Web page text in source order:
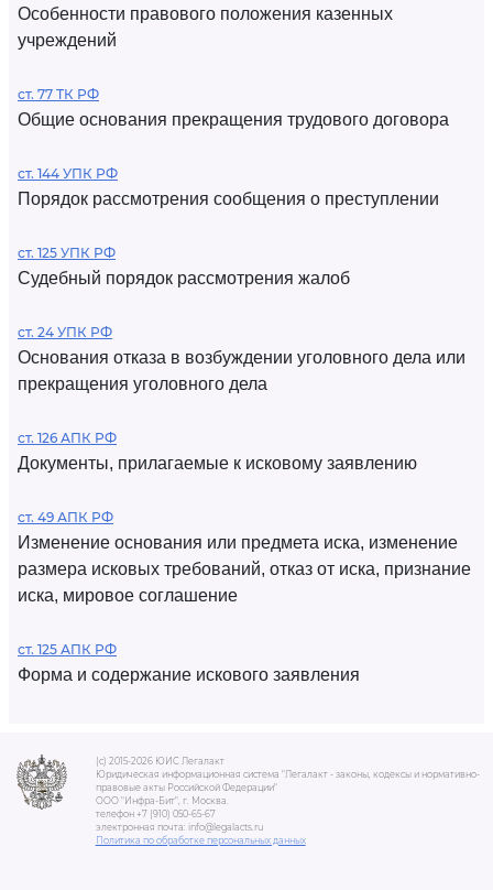
Особенности правового положения казенных
учреждений
ст. 77 ТК РФ
Общие основания прекращения трудового договора
ст. 144 УПК РФ
Порядок рассмотрения сообщения о преступлении
ст. 125 УПК РФ
Судебный порядок рассмотрения жалоб
ст. 24 УПК РФ
Основания отказа в возбуждении уголовного дела или
прекращения уголовного дела
ст. 126 АПК РФ
Документы, прилагаемые к исковому заявлению
ст. 49 АПК РФ
Изменение основания или предмета иска, изменение
размера исковых требований, отказ от иска, признание
иска, мировое соглашение
ст. 125 АПК РФ
Форма и содержание искового заявления
(c) 2015-2026 ЮИС Легалакт
Юридическая информационная система "Легалакт - законы, кодексы и нормативно-
правовые акты Российской Федерации"
ООО "Инфра-Бит", г. Москва.
телефон +7 (910) 050-65-67
электронная почта: info@legalacts.ru
Политика по обработке персональных данных